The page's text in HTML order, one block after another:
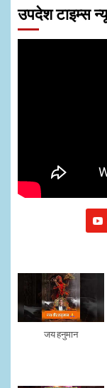
उपदेश टाइम्स
जय हनुमान